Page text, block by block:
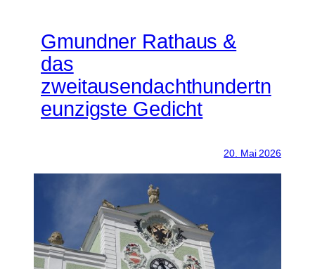
Gmundner Rathaus &
das
zweitausendachthundertn
eunzigste Gedicht
20. Mai 2026